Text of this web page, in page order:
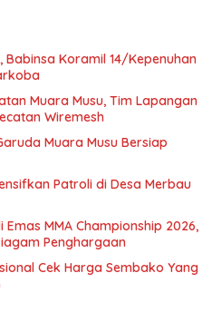
Babinsa Koramil 14/Kepenuhan
Muara Musu, Tim Lapangan
Wiremesh
Muara Musu Bersiap
Patroli di Desa Merbau
MMA Championship 2026,
Penghargaan
Cek Harga Sembako Yang